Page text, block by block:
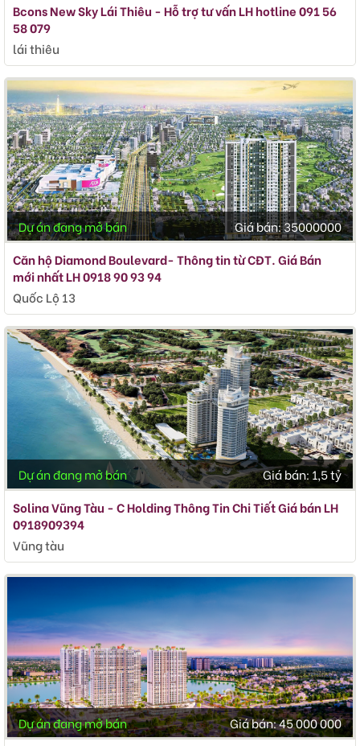
Bcons New Sky Lái Thiêu - Hỗ trợ tư vấn LH hotline 091 56
58 079
lái thiêu
Dự án đang mở bán Giá bán:35000000
Căn hộ Diamond Boulevard- Thông tin từ CĐT. Giá Bán
mới nhất LH 0918 90 93 94
Quốc Lộ 13
Dự án đang mở bán Giá bán: 1,5 tỷ
Solina Vũng Tàu - C Holding Thông Tin Chi Tiết Giá bán LH
0918909394
Vũng tàu
Dự án đang mở bán Giá bán:45 000 000